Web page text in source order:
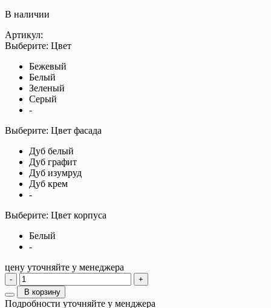
В наличии
Артикул:
Выберите: Цвет
Бежевый
Белый
Зеленый
Серый
-
Выберите: Цвет фасада
Дуб белый
Дуб графит
Дуб изумруд
Дуб крем
-
Выберите: Цвет корпуса
Белый
-
цену уточняйте у менеджера
-
+
В корзину
Подробности уточняйте у менджера